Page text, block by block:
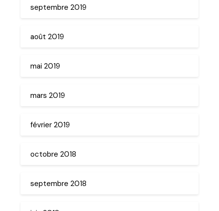
septembre 2019
août 2019
mai 2019
mars 2019
février 2019
octobre 2018
septembre 2018